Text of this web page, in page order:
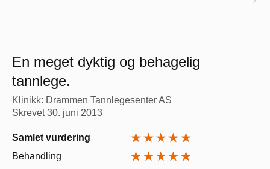
En meget dyktig og behagelig
tannlege.
Klinikk: Drammen Tannlegesenter AS
Skrevet30. juni 2013
Samlet vurdering
Behandling